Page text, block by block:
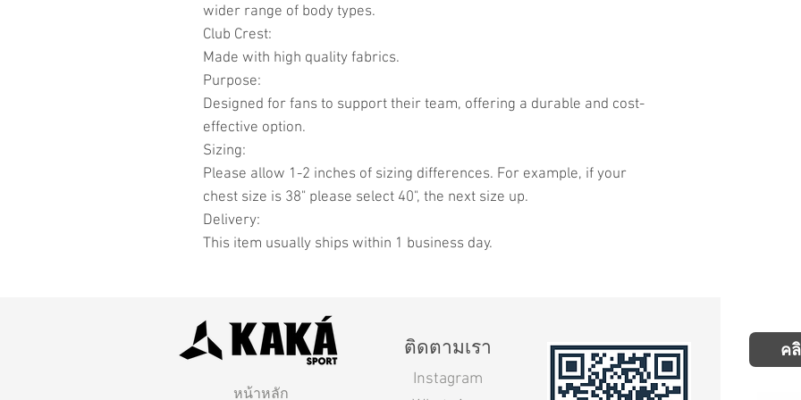
wider range of body types.
Club Crest:
Made with high quality fabrics.
Purpose:
Designed for fans to support their team, offering a durable and cost-
effective option.
Sizing:
Please allow 1-2 inches of sizing differences. For example, if your
chest size is 38" please select 40", the next size up.
Delivery:
This item usually ships within 1 business day.
หน้าหลัก
ติดตามเรา
Instagram
ค